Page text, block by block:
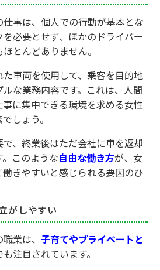
事は、個人での行動が基本とな
必要とせず、ほかのドライバー
とんどありません。
車両を使用して、乗客を目的地
な業務内容です。これは、人間
に集中できる環境を求める女性
しょう。
、終業後はただ会社に車を返却
このような自由な働き方が、女
きやすいと感じられる要因のひ
がしやすい
業は、 子育てやプライベートと
も注目されています。